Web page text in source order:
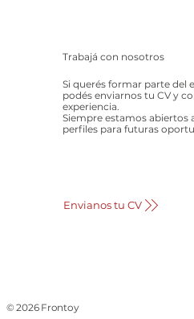
© 2026 Frontoy
Trabajá con nosotros
Si querés formar parte del
podés enviarnos tu CV y
experiencia.
Siempre estamos abiertos
perfiles para futuras
Envianos tu CV